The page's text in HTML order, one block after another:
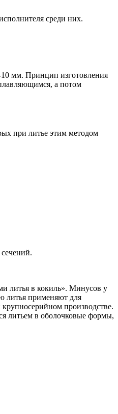
среди них.
мм. Принцип изготовления
а потом
при литье этим методом
литья в кокиль». Минусов у
литья применяют для
производстве.
литьем в оболочковые формы,